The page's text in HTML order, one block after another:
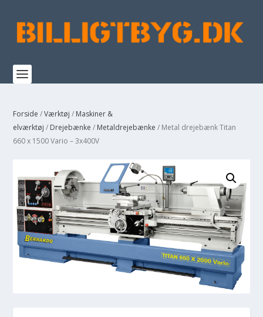
Forside /Værktøj / Maskiner &
elværktøj / Drejebænke / Metaldrejebænke / Metal drejebænk Titan
660 x 1500 Vario – 3x400V